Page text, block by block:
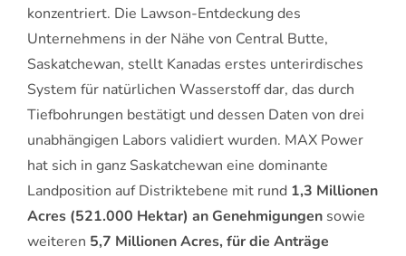
konzentriert. Die Lawson-Entdeckung des
Unternehmens in der Nähe von Central Butte,
Saskatchewan, stellt Kanadas erstes unterirdisches
System für natürlichen Wasserstoff dar, das durch
Tiefbohrungen bestätigt und dessen Daten von drei
unabhängigen Labors validiert wurden. MAX Power
hat sich in ganz Saskatchewan eine dominante
Landposition auf Distriktebene mit rund 1,3 Millionen
Acres (521.000 Hektar) an Genehmigungen sowie
weiteren 5,7 Millionen Acres, für die Anträge